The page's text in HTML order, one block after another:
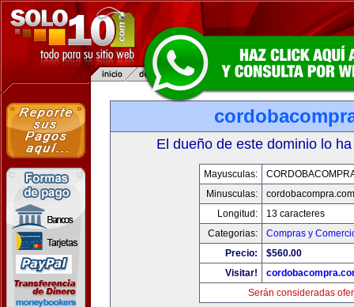
El dueño de este dominio lo
Mayusculas:
Minusculas:
cordobacompra.com
Longitud:
13 caracteres
Categorias:
Compras y
Precio:
$560.00
Visitar!
Serán consideradas